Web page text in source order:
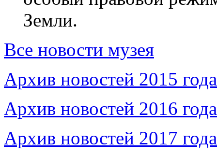
Земли.
Все новости музея
Архив новостей 2015 года
Архив новостей 2016 года
Архив новостей 2017 года